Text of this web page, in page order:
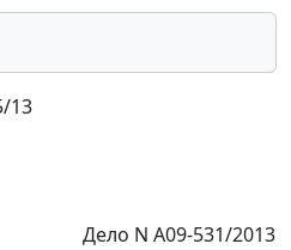
13
Дело N А09-531/2013